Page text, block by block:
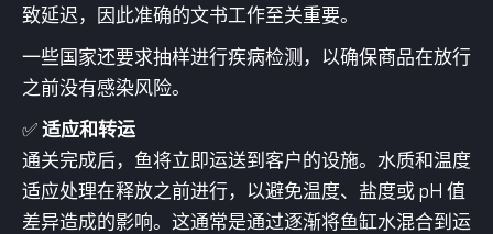
致延迟，因此准确的文书工作至关重要。
一些国家还要求抽样进行疾病检测，以确保商品在放行
之前没有感染风险。
✅适应和转运
通关完成后，鱼将立即运送到客户的设施。水质和温度
适应处理在释放之前进行，以避免温度、盐度或 pH 值
差异造成的影响。这通常是通过逐渐将鱼缸水混合到运